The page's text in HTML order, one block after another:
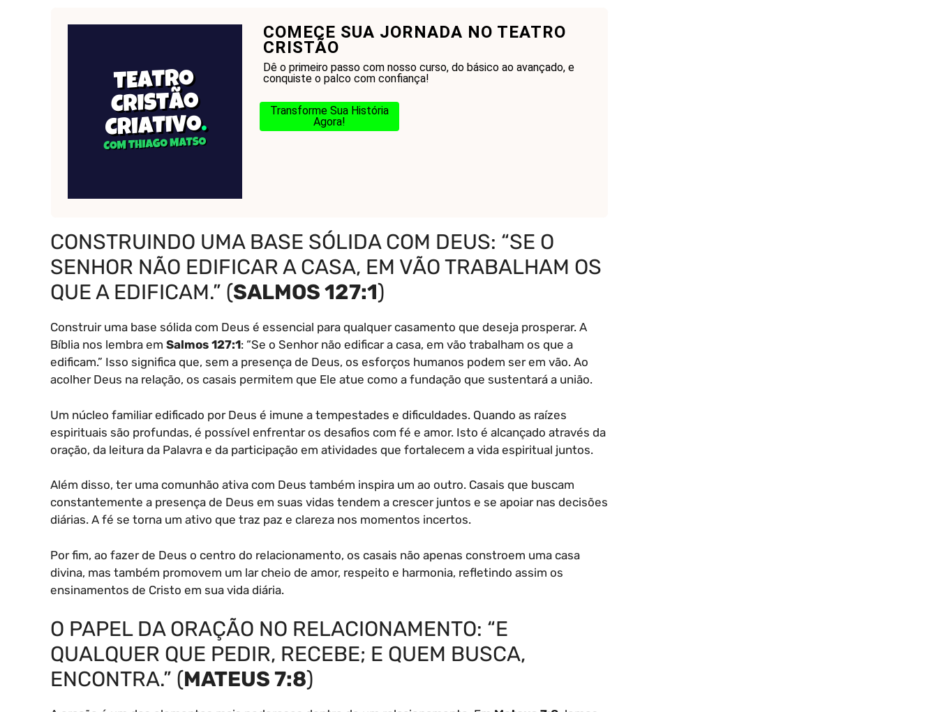
COMECE SUA JORNADA NO TEATRO
CRISTÃO
Dê o primeiro passo com nosso curso, do básico ao avançado, e
conquiste o palco com confiança!
Transforme Sua História
Agora!
CONSTRUINDO UMA BASE SÓLIDA COM DEUS: “SE O
SENHOR NÃO EDIFICAR A CASA, EM VÃO TRABALHAM OS
QUE A EDIFICAM.” (SALMOS 127:1)
Construir uma base sólida com Deus é essencial para qualquer casamento que deseja prosperar. A
Bíblia nos lembra em Salmos 127:1: “Se o Senhor não edificar a casa, em vão trabalham os que a
edificam.” Isso significa que, sem a presença de Deus, os esforços humanos podem ser em vão. Ao
acolher Deus na relação, os casais permitem que Ele atue como a fundação que sustentará a união.
Um núcleo familiar edificado por Deus é imune a tempestades e dificuldades. Quando as raízes
espirituais são profundas, é possível enfrentar os desafios com fé e amor. Isto é alcançado através da
oração, da leitura da Palavra e da participação em atividades que fortalecem a vida espiritual juntos.
Além disso, ter uma comunhão ativa com Deus também inspira um ao outro. Casais que buscam
constantemente a presença de Deus em suas vidas tendem a crescer juntos e se apoiar nas decisões
diárias. A fé se torna um ativo que traz paz e clareza nos momentos incertos.
Por fim, ao fazer de Deus o centro do relacionamento, os casais não apenas constroem uma casa
divina, mas também promovem um lar cheio de amor, respeito e harmonia, refletindo assim os
ensinamentos de Cristo em sua vida diária.
O PAPEL DA ORAÇÃO NO RELACIONAMENTO: “E
QUALQUER QUE PEDIR, RECEBE; E QUEM BUSCA,
ENCONTRA.” (MATEUS 7:8)